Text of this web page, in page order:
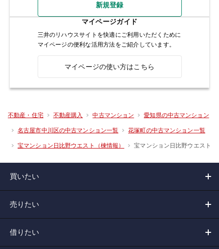
新規登録
マイページガイド
三井のリハウスサイトを快適にご利用いただくために
マイページの便利な活用方法をご紹介しています。
マイページの使い方はこちら
不動産・住宅 不動産購入 中古マンション 愛知県の中古マンション
名古屋市中川区の中古マンション一覧 花塚町の中古マンション一覧
宝マンション日比野ウエスト（棟情報） 宝マンション日比野ウエスト
買いたい
売りたい
借りたい